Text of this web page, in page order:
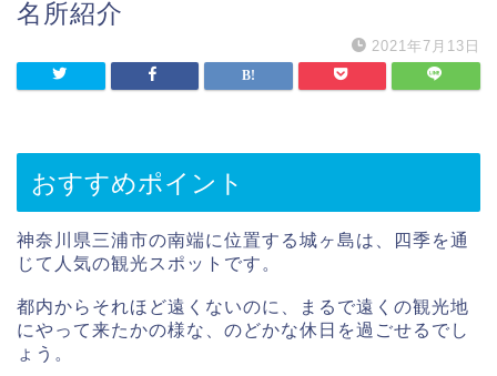
名所紹介
2021年7月13日
おすすめポイント
神奈川県三浦市の南端に位置する城ヶ島は、四季を通
じて人気の観光スポットです。
都内からそれほど遠くないのに、まるで遠くの観光地
にやって来たかの様な、のどかな休日を過ごせるでし
ょう。